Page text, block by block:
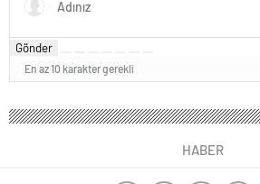
Gönder
En az 10 karakter gerekli
HABER